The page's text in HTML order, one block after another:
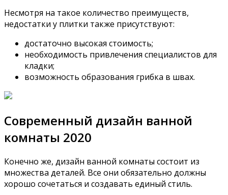
Несмотря на такое количество преимуществ,
недостатки у плитки также присутствуют:
достаточно высокая стоимость;
необходимость привлечения специалистов для
кладки;
возможность образования грибка в швах.
Современный дизайн ванной
комнаты 2020
Конечно же, дизайн ванной комнаты состоит из
множества деталей. Все они обязательно должны
хорошо сочетаться и создавать единый стиль.